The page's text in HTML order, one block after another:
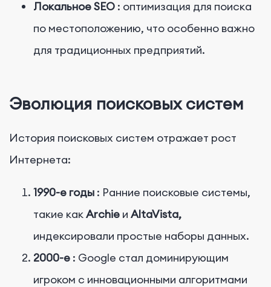
Локальное SEO : оптимизация для поиска
по местоположению, что особенно важно
для традиционных предприятий.
Эволюция поисковых систем
История поисковых систем отражает рост
Интернета:
1990-е годы : Ранние поисковые системы,
такие какArchie и AltaVista,
индексировали простые наборы данных.
2000-е : Google стал доминирующим
игроком с инновационными алгоритмами